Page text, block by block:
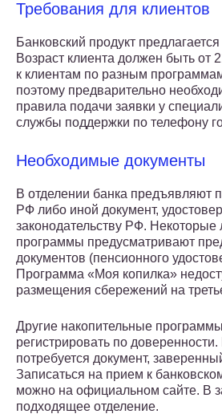
Требования для клиентов
Банковский продукт
Возраст клиента должен быть от
к клиентам по разным
поэтому предварительно
правила подачи заявки у
службы поддержки по телефону
Необходимые документы
В отделении банка предъявляют
РФ либо иной документ,
законодательству РФ. Некоторые
программы предусматривают
документов (пенсионного
Программа «Моя копилка»
размещения сбережений на
Другие накопительные
регистрировать по
потребуется документ,
Записаться на прием к
можно на официальном сайте. В
подходящее отделение.